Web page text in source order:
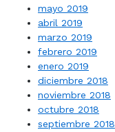
mayo 2019
abril 2019
marzo 2019
febrero 2019
enero 2019
diciembre 2018
noviembre 2018
octubre 2018
septiembre 2018